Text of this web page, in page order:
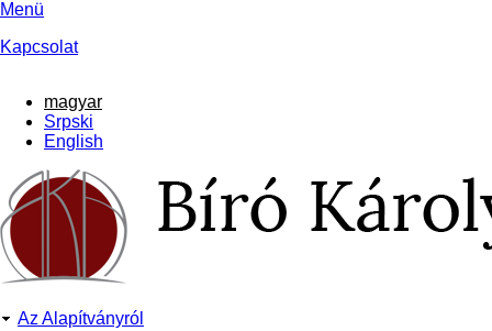
Ugrás
tartalomra
Menü
Kapcsolat
magyar
Srpski
English
Az Alapítványról